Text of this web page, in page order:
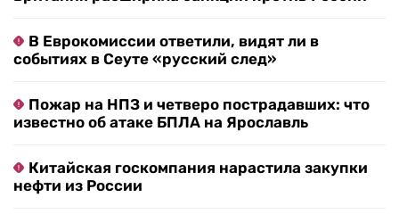
В Еврокомиссии ответили, видят ли в
событиях в Сеуте «русский след»
Пожар на НПЗ и четверо пострадавших: что
известно об атаке БПЛА на Ярославль
Китайская госкомпания нарастила закупки
нефти из России